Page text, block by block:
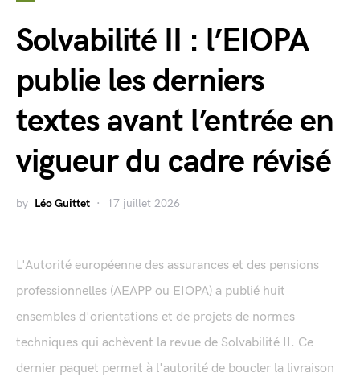
Solvabilité II : l’EIOPA
publie les derniers
textes avant l’entrée en
vigueur du cadre révisé
by Léo Guittet 17 juillet 2026
L'Autorité européenne des assurances et des pensions
professionnelles (AEAPP ou EIOPA) a publié huit
ensembles d'orientations et de projets de normes
techniques qui achèvent la revue de Solvabilité II. Ce
dernier paquet permet à l'autorité de boucler la livraison